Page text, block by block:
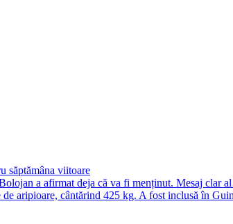
săptămâna viitoare
a afirmat deja că va fi menținut. Mesaj clar
aripioare, cântărind 425 kg. A fost inclusă în